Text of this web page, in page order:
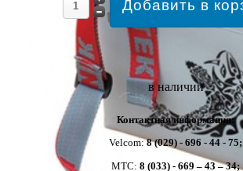
в наличии
Контактная информация:
Velcom:8 (029) - 696 - 44 - 75;
MTC: 8 (033) - 669 – 43 – 34;